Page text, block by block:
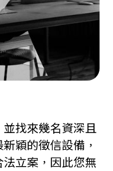
找來幾名資深且
穎的徵信設備，
立案，因此您無